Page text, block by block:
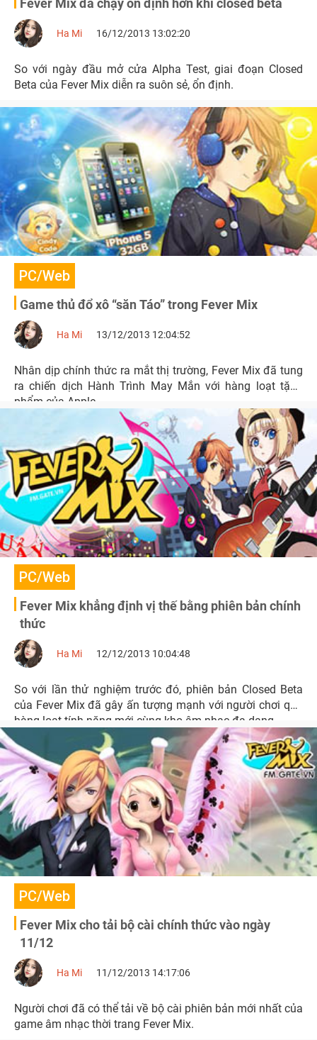
Fever Mix đã chạy ổn định hơn khi closed beta
Ha Mi 16/12/2013 13:02:20
So với ngày đầu mở cửa Alpha Test, giai đoạn Closed
Beta của Fever Mix diễn ra suôn sẻ, ổn định.
PC/Web
Game thủ đổ xô “săn Táo” trong Fever Mix
Ha Mi 13/12/2013 12:04:52
Nhân dịp chính thức ra mắt thị trường, Fever Mix đã tung
ra chiến dịch Hành Trình May Mắn với hàng loạt tặng
phẩm của Apple.
PC/Web
Fever Mix khẳng định vị thế bằng phiên bản chính
thức
Ha Mi 12/12/2013 10:04:48
So với lần thử nghiệm trước đó, phiên bản Closed Beta
của Fever Mix đã gây ấn tượng mạnh với người chơi qua
hàng loạt tính năng mới cùng kho âm nhạc đa dạng.
PC/Web
Fever Mix cho tải bộ cài chính thức vào ngày
11/12
Ha Mi 11/12/2013 14:17:06
Người chơi đã có thể tải về bộ cài phiên bản mới nhất của
game âm nhạc thời trang Fever Mix.